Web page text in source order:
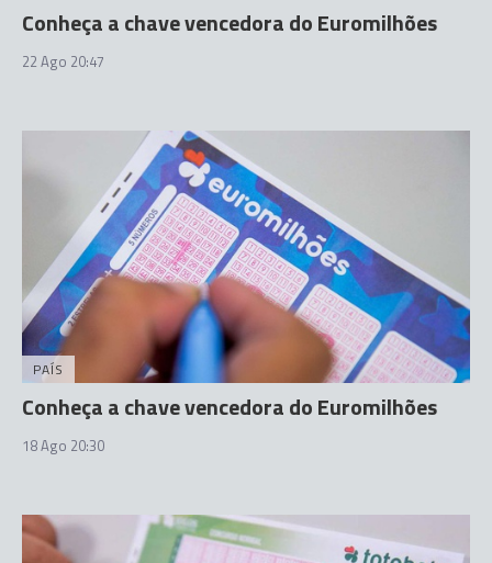
Conheça a chave vencedora do Euromilhões
22 Ago 20:47
PAÍS
Conheça a chave vencedora do Euromilhões
18 Ago 20:30